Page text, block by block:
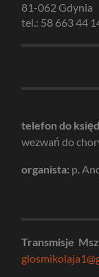
81-062 Gdynia
tel.: 58 663 44
telefon do
wezwań do
organista: p.
Transmisje